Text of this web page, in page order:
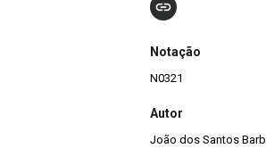
Notação
N0321
Autor
João dos Santos